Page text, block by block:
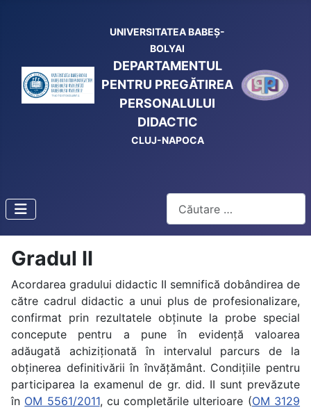
UNIVERSITATEA BABEŞ-
BOLYAI
DEPARTAMENTUL
PENTRU PREGĂTIREA
PERSONALULUI
DIDACTIC
CLUJ-NAPOCA
Gradul II
Acordarea gradului didactic II semnifică dobândirea de
către cadrul didactic a unui plus de profesionalizare,
confirmat prin rezultatele obținute la probe special
concepute pentru a pune în evidență valoarea
adăugată achiziționată în intervalul parcurs de la
obținerea definitivării în învățământ. Condițiile pentru
participarea la examenul de gr. did. II sunt prevăzute
în OM 5561/2011, cu completările ulterioare (OM 3129